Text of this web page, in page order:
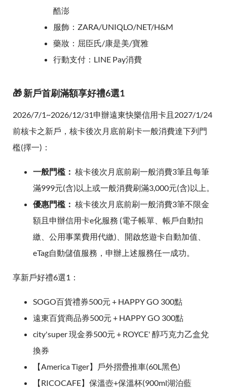
酷澎
服飾：ZARA/UNIQLO/NET/H&M
藥妝：屈臣氏/康是美/寶雅
行動支付：LINE Pay消費
🎁 新戶首刷滿額享好禮6選1
2026/7/1~2026/12/31申辦遠東快樂信用卡且2027/1/24
前核卡之新戶，核卡後次月底前刷卡一般消費達下列門
檻(擇一)：
一般門檻： 核卡後次月底前刷一般消費3筆且每筆
滿999元(含)以上或一般消費刷滿3,000元(含)以上。
優惠門檻： 核卡後次月底前刷一般消費3筆不限金
額且申辦信用卡e化服務 (電子帳單、帳戶自動扣
繳、公用事業費用代繳)、開啟悠遊卡自動加值、
eTag自動儲值服務，申辦上述服務任一成功。
享新戶好禮6選1：
SOGO百貨禮券500元 + HAPPY GO 300點
遠東百貨商品券500元 + HAPPY GO 300點
city'super 現金券500元 + ROYCE' 醇巧克力乙盒兌
換券
【America Tiger】戶外摺疊推車(60L黑色)
【RICOCAFE】保溫壺+保溫杯(900ml湖泊藍